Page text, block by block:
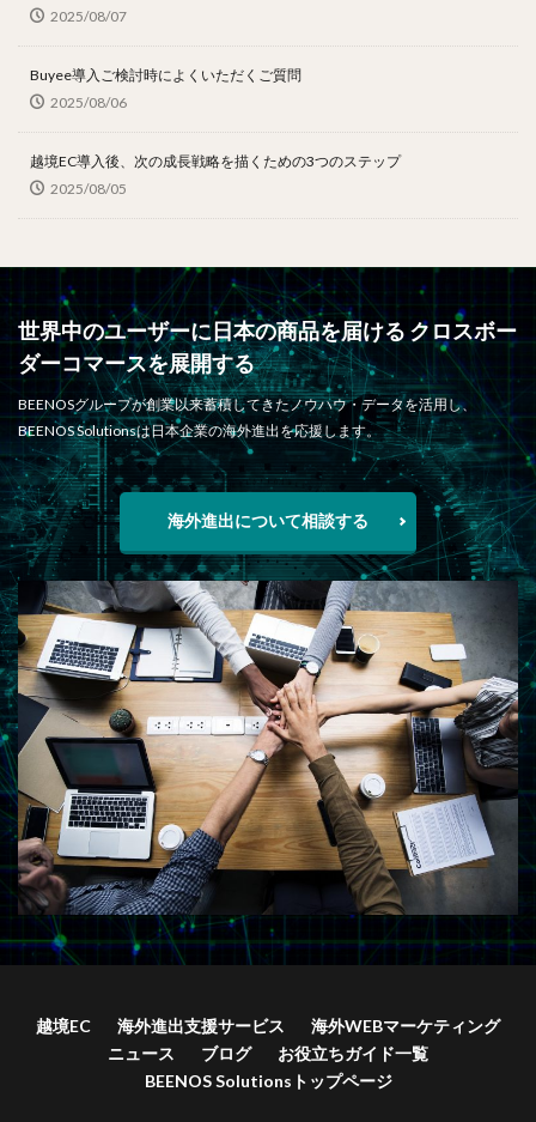
2025/08/07
Buyee導入ご検討時によくいただくご質問
2025/08/06
越境EC導入後、次の成長戦略を描くための3つのステップ
2025/08/05
世界中のユーザーに日本の商品を届ける クロスボー
ダーコマースを展開する
BEENOSグループが創業以来蓄積してきたノウハウ・データを活用し、
BEENOS Solutionsは日本企業の海外進出を応援します。
海外進出について相談する
越境EC 海外進出支援サービス
海外WEBマーケティング
ニュース
ブログ
お役立ちガイド一覧
BEENOS Solutionsトップページ